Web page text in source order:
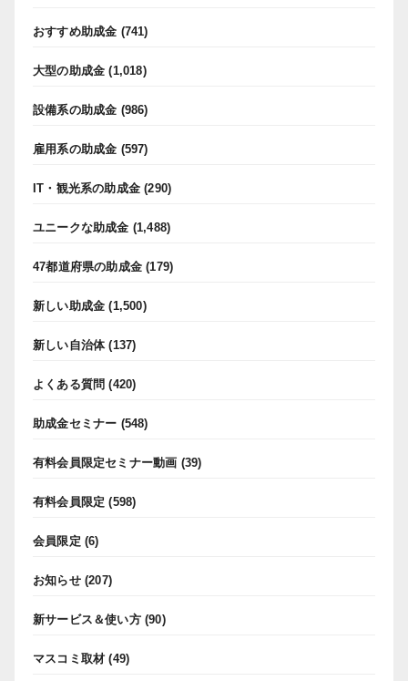
おすすめ助成金 (741)
大型の助成金 (1,018)
設備系の助成金 (986)
雇用系の助成金 (597)
IT・観光系の助成金 (290)
ユニークな助成金 (1,488)
47都道府県の助成金 (179)
新しい助成金 (1,500)
新しい自治体(137)
よくある質問 (420)
助成金セミナー (548)
有料会員限定セミナー動画 (39)
有料会員限定 (598)
会員限定 (6)
お知らせ(207)
新サービス＆使い方(90)
マスコミ取材 (49)